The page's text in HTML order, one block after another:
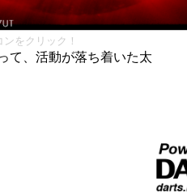
をクリック！
て、活動が落ち着いた太